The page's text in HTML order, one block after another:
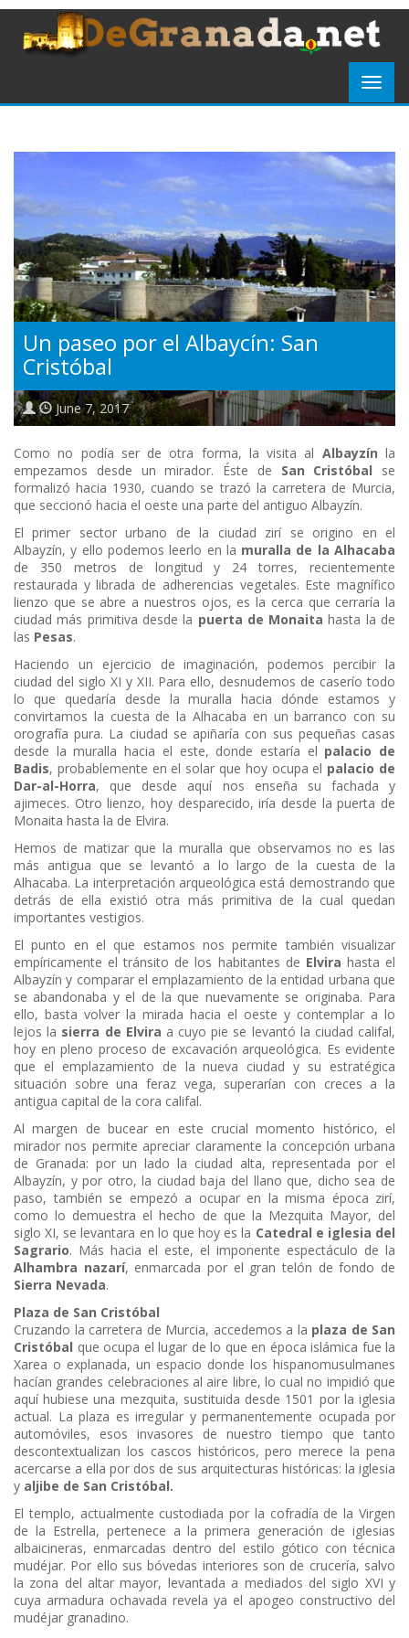
Un paseo por el Albaycín: San
Cristóbal
June 7, 2017
Como no podía ser de otra forma, la visita al Albayzínla
empezamos desde un mirador. Éste de San Cristóbal se
formalizó hacia 1930, cuando se trazó la carretera de Murcia,
que seccionó hacia el oeste una parte del antiguo Albayzín.
El primer sector urbano de la ciudad zirí se origino en el
Albayzín, y ello podemos leerlo en la muralla de la Alhacaba
de 350 metros de longitud y 24 torres, recientemente
restaurada y librada de adherencias vegetales. Este magnífico
lienzo que se abre a nuestros ojos, es la cerca que cerraría la
ciudad más primitiva desde la puerta de Monaita hasta la de
las Pesas.
Haciendo un ejercicio de imaginación, podemos percibir la
ciudad del siglo XI y XII. Para ello, desnudemos de caserío todo
lo que quedaría desde la muralla hacia dónde estamos y
convirtamos la cuesta de la Alhacaba en un barranco con su
orografía pura. La ciudad se apiñaría con sus pequeñas casas
desde la muralla hacia el este, donde estaría el palacio de
Badis, probablemente en el solar que hoy ocupa el palacio de
Dar-al-Horra, que desde aquí nos enseña su fachada y
ajimeces. Otro lienzo, hoy desparecido, iría desde la puerta de
Monaita hasta la de Elvira.
Hemos de matizar que la muralla que observamos no es las
más antigua que se levantó a lo largo de la cuesta de la
Alhacaba. La interpretación arqueológica está demostrando que
detrás de ella existió otra más primitiva de la cual quedan
importantes vestigios.
El punto en el que estamos nos permite también visualizar
empíricamente el tránsito de los habitantes de Elvira hasta el
Albayzín y comparar el emplazamiento de la entidad urbana que
se abandonaba y el de la que nuevamente se originaba. Para
ello, basta volver la mirada hacia el oeste y contemplar a lo
lejos la sierra de Elvira a cuyo pie se levantó la ciudad califal,
hoy en pleno proceso de excavación arqueológica. Es evidente
que el emplazamiento de la nueva ciudad y su estratégica
situación sobre una feraz vega, superarían con creces a la
antigua capital de la cora califal.
Al margen de bucear en este crucial momento histórico, el
mirador nos permite apreciar claramente la concepción urbana
de Granada: por un lado la ciudad alta, representada por el
Albayzín, y por otro, la ciudad baja del llano que, dicho sea de
paso, también se empezó a ocupar en la misma época zirí,
como lo demuestra el hecho de que la Mezquita Mayor, del
siglo XI, se levantara en lo que hoy es la Catedral e iglesia del
Sagrario. Más hacia el este, el imponente espectáculo de la
Alhambra nazarí, enmarcada por el gran telón de fondo de
Sierra Nevada.
Plaza de San Cristóbal
Cruzando la carretera de Murcia, accedemos a la plaza de San
Cristóbal que ocupa el lugar de lo que en época islámica fue la
Xarea o explanada, un espacio donde los hispanomusulmanes
hacían grandes celebraciones al aire libre, lo cual no impidió que
aquí hubiese una mezquita, sustituida desde 1501 por la iglesia
actual. La plaza es irregular y permanentemente ocupada por
automóviles, esos invasores de nuestro tiempo que tanto
descontextualizan los cascos históricos, pero merece la pena
acercarse a ella por dos de sus arquitecturas históricas: la iglesia
y aljibe de San Cristóbal.
El templo, actualmente custodiada por la cofradía de la Virgen
de la Estrella, pertenece a la primera generación de iglesias
albaicineras, enmarcadas dentro del estilo gótico con técnica
mudéjar. Por ello sus bóvedas interiores son de crucería, salvo
la zona del altar mayor, levantada a mediados del siglo XVI y
cuya armadura ochavada revela ya el apogeo constructivo del
mudéjar granadino.